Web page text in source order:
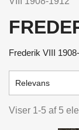
Frederik VIII
Relevans
Viser 1-5 af 5